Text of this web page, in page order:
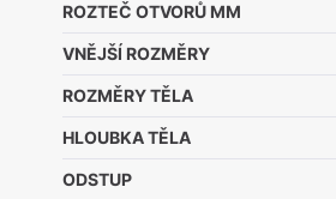
ROZTEČ OTVORŮ MM
VNĚJŠÍ ROZMĚRY
ROZMĚRY TĚLA
HLOUBKA TĚLA
ODSTUP